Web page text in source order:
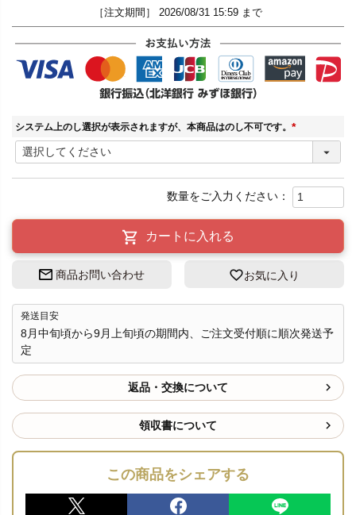
［注文期間］ 2026/08/31 15:59
システム上のし選択が表示されますが、本商品はのし不可です。
(
)
カートに入れる
商品お問い合わせ お気に入り
発送目安
8月中旬頃から9月上旬頃の期間内、ご注文受付順に順次発送予
定
返品・交換について
領収書について
この商品をシェアする